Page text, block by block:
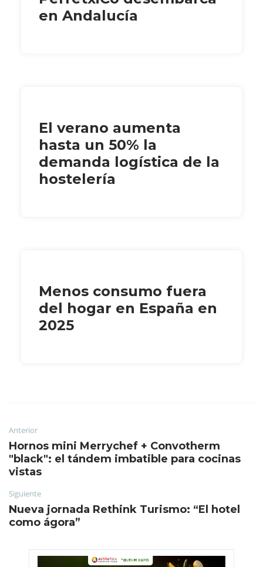
en Andalucía
El verano aumenta
hasta un 50% la
demanda logística de la
hostelería
Menos consumo fuera
del hogar en España en
2025
Anterior
Hornos mini Merrychef + Convotherm
"black": el tándem imbatible para cocinas
vistas
Siguiente
Nueva jornada Rethink Turismo: “El hotel
como ágora”